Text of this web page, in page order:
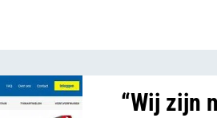
“Wij zijn